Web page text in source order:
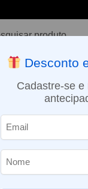
VAPORIZADOR DE
MESMO DIA EM SÃO
sobremesas
Desconto
Cadastre-se